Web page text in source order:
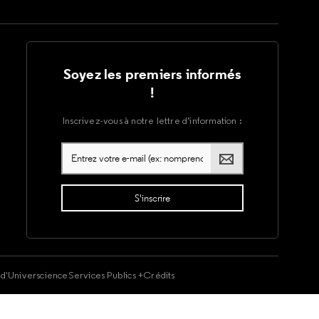
Soyez les premiers informés
!
Inscrivez-vous à notre lettre d’information :
Services Publics +Crédits